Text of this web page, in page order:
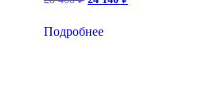
28
Подробнее